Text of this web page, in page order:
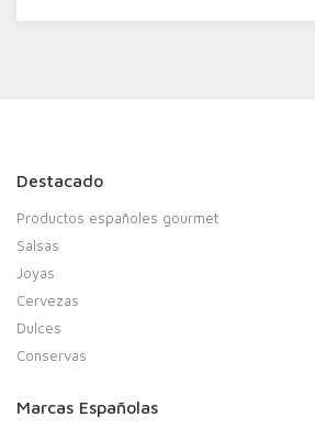
Destacado
Productos españoles gourmet
Salsas
Joyas
Cervezas
Dulces
Conservas
Marcas Españolas